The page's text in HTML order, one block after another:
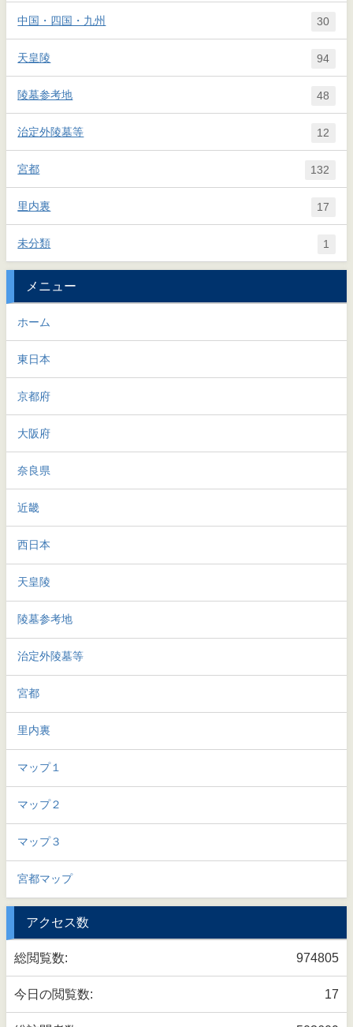
中国・四国・九州 30
天皇陵 94
陵墓参考地 48
治定外陵墓等 12
宮都 132
里内裏 17
未分類 1
メニュー
ホーム
東日本
京都府
大阪府
奈良県
近畿
西日本
天皇陵
陵墓参考地
治定外陵墓等
宮都
里内裏
マップ１
マップ２
マップ３
宮都マップ
アクセス数
974805
総閲覧数:
17
今日の閲覧数: